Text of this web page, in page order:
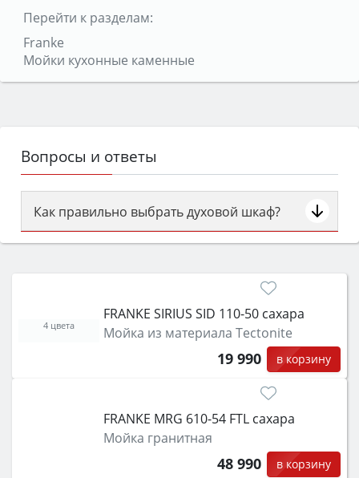
Перейти к разделам:
Franke
Мойки кухонные каменные
Вопросы и ответы
Как правильно выбрать духовой шкаф?
Сначала определитесь с типом (газовый или
затем смотрите на объём 50–70 л для семьи,
функции (конвекция, гриль, самоочистка,
защита от детей).
FRANKE SIRIUS SID 110-50 сахара
Мойка из материала Tectonite
19 990 в корзину
4 цвета
FRANKE MRG 610-54 FTL сахара
Мойка гранитная
48 990 в корзину